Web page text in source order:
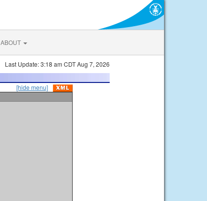
ABOUT
Last Update: 3:18 am CDT Aug 7, 2026
[hide menu]